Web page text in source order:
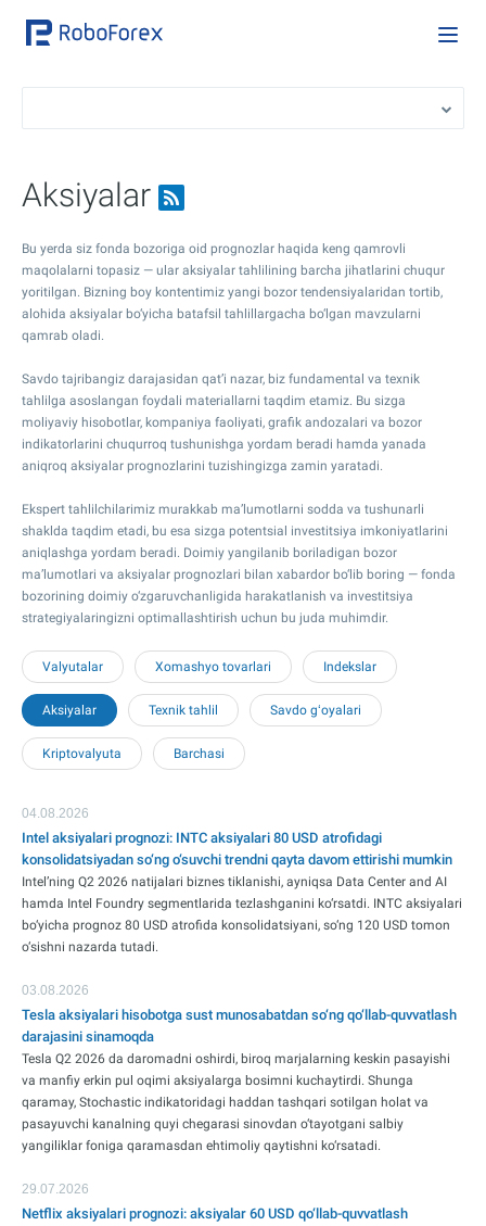
Aksiyalar
Bu yerda siz fonda bozoriga oid prognozlar haqida keng qamrovli
maqolalarni topasiz — ular aksiyalar tahlilining barcha jihatlarini chuqur
yoritilgan. Bizning boy kontentimiz yangi bozor tendensiyalaridan tortib,
alohida aksiyalar bo‘yicha batafsil tahlillargacha bo‘lgan mavzularni
qamrab oladi.
Savdo tajribangiz darajasidan qat’i nazar, biz fundamental va texnik
tahlilga asoslangan foydali materiallarni taqdim etamiz. Bu sizga
moliyaviy hisobotlar, kompaniya faoliyati, grafik andozalari va bozor
indikatorlarini chuqurroq tushunishga yordam beradi hamda yanada
aniqroq aksiyalar prognozlarini tuzishingizga zamin yaratadi.
Ekspert tahlilchilarimiz murakkab ma’lumotlarni sodda va tushunarli
shaklda taqdim etadi, bu esa sizga potentsial investitsiya imkoniyatlarini
aniqlashga yordam beradi. Doimiy yangilanib boriladigan bozor
ma’lumotlari va aksiyalar prognozlari bilan xabardor bo‘lib boring — fonda
bozorining doimiy o‘zgaruvchanligida harakatlanish va investitsiya
strategiyalaringizni optimallashtirish uchun bu juda muhimdir.
Valyutalar Xomashyo tovarlari Indekslar
Aksiyalar Texnik tahlil Savdo gʻoyalari
Kriptovalyuta Barchasi
04.08.2026
Intel aksiyalari prognozi: INTC aksiyalari 80 USD atrofidagi
konsolidatsiyadan so‘ng o‘suvchi trendni qayta davom ettirishi mumkin
Intel’ning Q2 2026 natijalari biznes tiklanishi, ayniqsa Data Center and AI
hamda Intel Foundry segmentlarida tezlashganini ko‘rsatdi. INTC aksiyalari
bo‘yicha prognoz 80 USD atrofida konsolidatsiyani, so‘ng 120 USD tomon
o‘sishni nazarda tutadi.
03.08.2026
Tesla aksiyalari hisobotga sust munosabatdan so‘ng qo‘llab-quvvatlash
darajasini sinamoqda
Tesla Q2 2026 da daromadni oshirdi, biroq marjalarning keskin pasayishi
va manfiy erkin pul oqimi aksiyalarga bosimni kuchaytirdi. Shunga
qaramay, Stochastic indikatoridagi haddan tashqari sotilgan holat va
pasayuvchi kanalning quyi chegarasi sinovdan o‘tayotgani salbiy
yangiliklar foniga qaramasdan ehtimoliy qaytishni ko‘rsatadi.
29.07.2026
Netflix aksiyalari prognozi: aksiyalar 60 USD qo‘llab-quvvatlash